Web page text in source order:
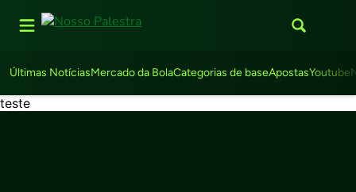
Últimas NotíciasMercado da BolaCategorias de baseApostasYoutube
teste